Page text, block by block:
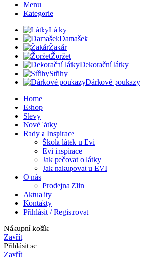
Menu
Kategorie
Látky
Damašek
Žakár
Žoržet
Dekorační látky
Střihy
Dárkové poukazy
Home
Eshop
Slevy
Nové látky
Rady a Inspirace
Škola látek u Evi
Evi inspirace
Jak pečovat o látky
Jak nakupovat u EVI
O nás
Prodejna Zlín
Aktuality
Kontakty
Přihlásit / Registrovat
Nákupní košík
Zavřít
Přihlásit se
Zavřít